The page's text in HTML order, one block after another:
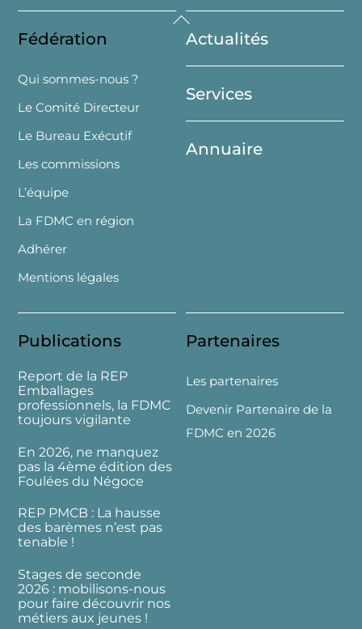
Back
To
Top
Fédération
Qui sommes-nous ?
Le Comité Directeur
Le Bureau Exécutif
Les commissions
L’équipe
La FDMC en région
Adhérer
Mentions légales
Actualités
Services
Annuaire
Publications
Report de la REP
Emballages
professionnels, la FDMC
toujours vigilante
En 2026, ne manquez
pas la 4ème édition des
Foulées du Négoce
REP PMCB : La hausse
des barèmes n’est pas
tenable !
Stages de seconde
2026 : mobilisons-nous
pour faire découvrir nos
métiers aux jeunes !
Partenaires
Les partenaires
Devenir Partenaire de la
FDMC en 2026